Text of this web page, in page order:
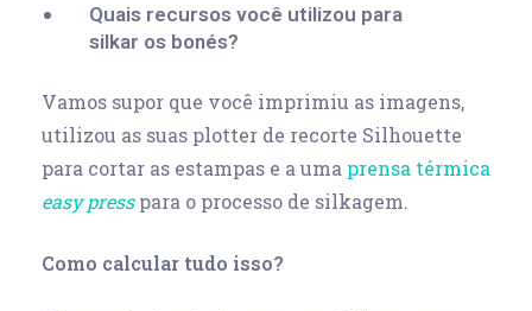
Quais recursos você utilizou para
silkar os bonés?
Vamos supor que você imprimiu as imagens,
utilizou as suas plotter de recorte Silhouette
para cortar as estampas e a uma prensa térmica
easy press para o processo de silkagem.
Como calcular tudo isso?